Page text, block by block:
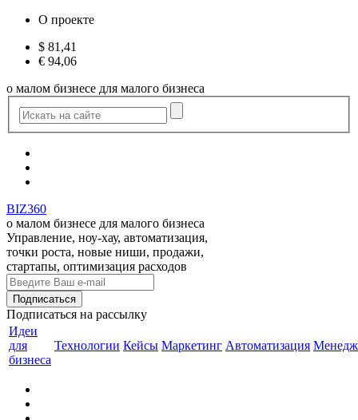
О проекте
$ 81,41
€ 94,06
о малом бизнесе для малого бизнеса
BIZ360
о малом бизнесе для малого бизнеса
Управление, ноу-хау, автоматизация,
точки роста, новые ниши, продажи,
стартапы, оптимизация расходов
Подписаться на рассылку
Идеи
для
бизнеса
Технологии Кейсы Маркетинг Автоматизация